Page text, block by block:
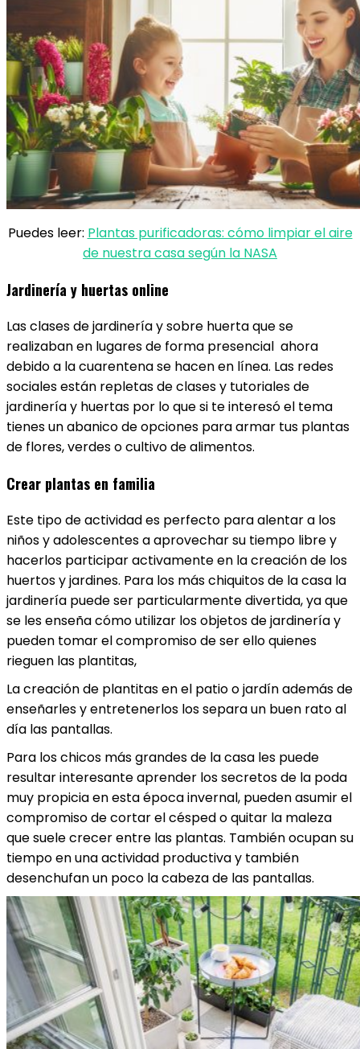
Puedes leer: Plantas purificadoras: cómo limpiar el aire
de nuestra casa según la NASA
Jardinería y huertas online
Las clases de jardinería y sobre huerta que se
realizaban en lugares de forma presencial ahora
debido a la cuarentena se hacen en línea. Las redes
sociales están repletas de clases y tutoriales de
jardinería y huertas por lo que si te interesó el tema
tienes un abanico de opciones para armar tus plantas
de flores, verdes o cultivo de alimentos.
Crear plantas en familia
Este tipo de actividad es perfecto para alentar a los
niños y adolescentes a aprovechar su tiempo libre y
hacerlos participar activamente en la creación de los
huertos y jardines. Para los más chiquitos de la casa la
jardinería puede ser particularmente divertida, ya que
se les enseña cómo utilizar los objetos de jardinería y
pueden tomar el compromiso de ser ello quienes
rieguen las plantitas,
La creación de plantitas en el patio o jardín además de
enseñarles y entretenerlos los separa un buen rato al
día las pantallas.
Para los chicos más grandes de la casa les puede
resultar interesante aprender los secretos de la poda
muy propicia en esta época invernal, pueden asumir el
compromiso de cortar el césped o quitar la maleza
que suele crecer entre las plantas. También ocupan su
tiempo en una actividad productiva y también
desenchufan un poco la cabeza de las pantallas.